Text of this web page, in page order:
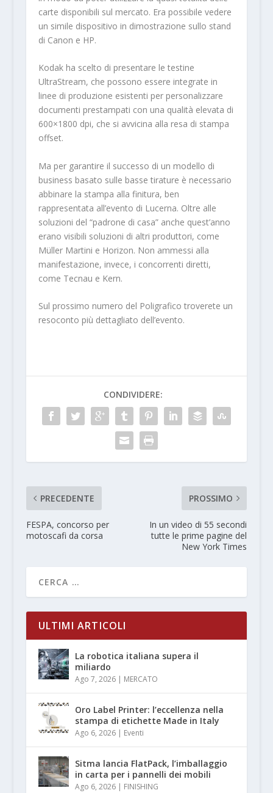
carte disponibili sul mercato. Era possibile vedere
un simile dispositivo in dimostrazione sullo stand
di Canon e HP.
Kodak ha scelto di presentare le testine
UltraStream, che possono essere integrate in
linee di produzione esistenti per personalizzare
documenti prestampati con una qualità elevata di
600×1800 dpi, che si avvicina alla resa di stampa
offset.
Ma per garantire il successo di un modello di
business basato sulle basse tirature è necessario
abbinare la stampa alla finitura, ben
rappresentata all’evento di Lucerna. Oltre alle
soluzioni del “padrone di casa” anche quest’anno
erano visibili soluzioni di altri produttori, come
Müller Martini e Horizon. Non ammessi alla
manifestazione, invece, i concorrenti diretti,
come Tecnau e Kern.
Sul prossimo numero del Poligrafico troverete un
resoconto più dettagliato dell’evento.
CONDIVIDERE:
PRECEDENTE
FESPA, concorso per
motoscafi da corsa
PROSSIMO
In un video di 55 secondi
tutte le prime pagine del
New York Times
ULTIMI ARTICOLI
La robotica italiana supera il
miliardo
Ago 7, 2026| MERCATO
Oro Label Printer: l’eccellenza nella
stampa di etichette Made in Italy
Ago 6, 2026| Eventi
Sitma lancia FlatPack, l’imballaggio
in carta per i pannelli dei mobili
Ago 6, 2026| FINISHING